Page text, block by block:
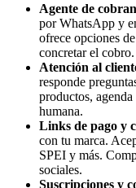
Agente de
por WhatsApp y
ofrece opciones
concretar el cobro.
Atención al
responde
productos,
humana.
Links de pago y
con tu marca.
SPEI y más.
sociales.
Suscripciones y